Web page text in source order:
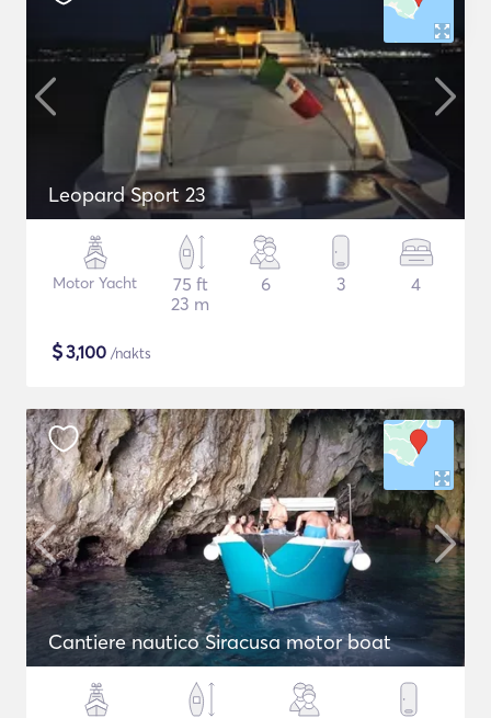
Leopard Sport 23
Motor Yacht
75 ft
23 m
6 3 4
$3,100 /nakts
Cantiere nautico Siracusa motor boat